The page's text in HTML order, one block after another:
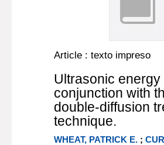
Article : texto impreso
Ultrasonic energy
conjunction with
double-diffusion
technique.
WHEAT, PATRICK E. ;